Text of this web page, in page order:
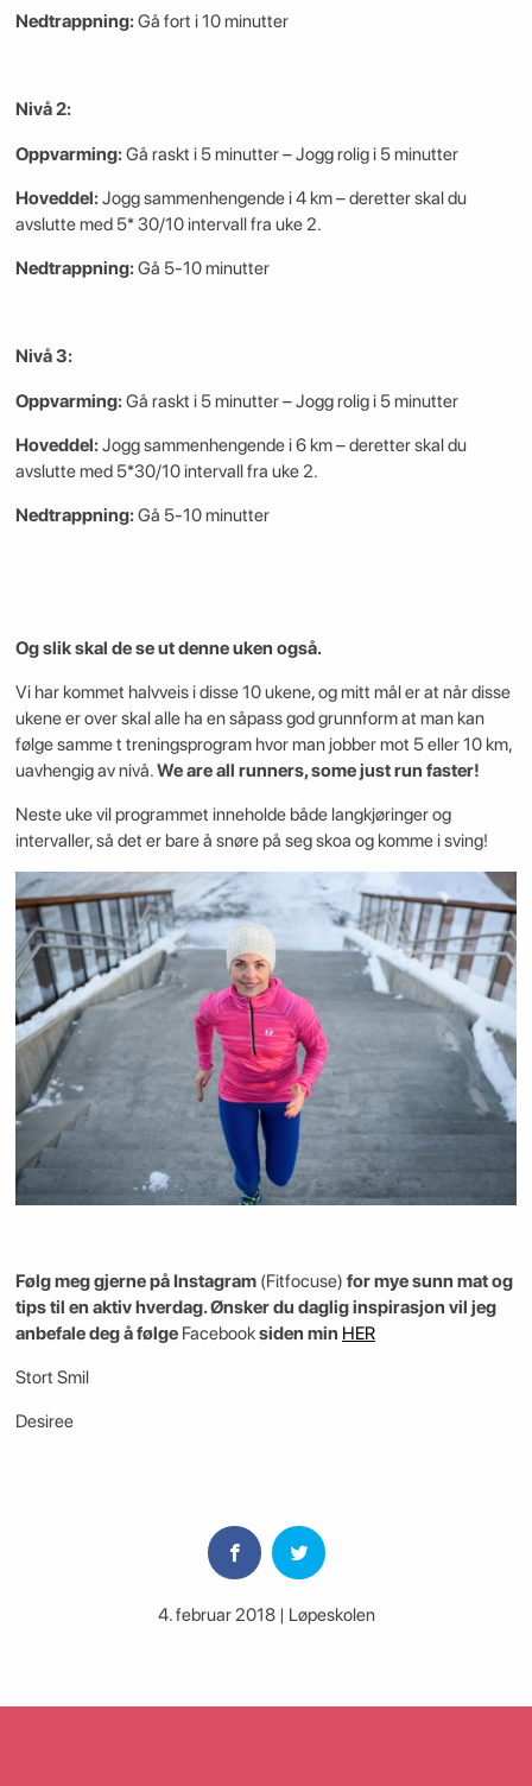
Nedtrappning:Gå fort i 10 minutter
Nivå 2:
Oppvarming:Gå raskt i 5 minutter – Jogg rolig i 5 minutter
Hoveddel:Jogg sammenhengende i 4 km – deretter skal du
avslutte med 5* 30/10 intervall fra uke 2.
Nedtrappning:Gå 5-10 minutter
Nivå 3:
Oppvarming:Gå raskt i 5 minutter – Jogg rolig i 5 minutter
Hoveddel:Jogg sammenhengende i 6 km – deretter skal du
avslutte med 5*30/10 intervall fra uke 2.
Nedtrappning:Gå 5-10 minutter
Og slik skal de se ut denne uken også.
Vi har kommet halvveis i disse 10 ukene, og mitt mål er at når disse
ukene er over skal alle ha en såpass god grunnform at man kan
følge samme t treningsprogram hvor man jobber mot 5 eller 10 km,
uavhengig av nivå.We are all runners, some just run faster!
Neste uke vil programmet inneholde både langkjøringer og
intervaller, så det er bare å snøre på seg skoa og komme i sving!
Følg meg gjerne på Instagram (Fitfocuse) for mye sunn mat og
tips til en aktiv hverdag. Ønsker du daglig inspirasjon vil jeg
anbefale deg å følge Facebooksiden min HER
Stort Smil
Desiree
4. februar 2018 | Løpeskolen